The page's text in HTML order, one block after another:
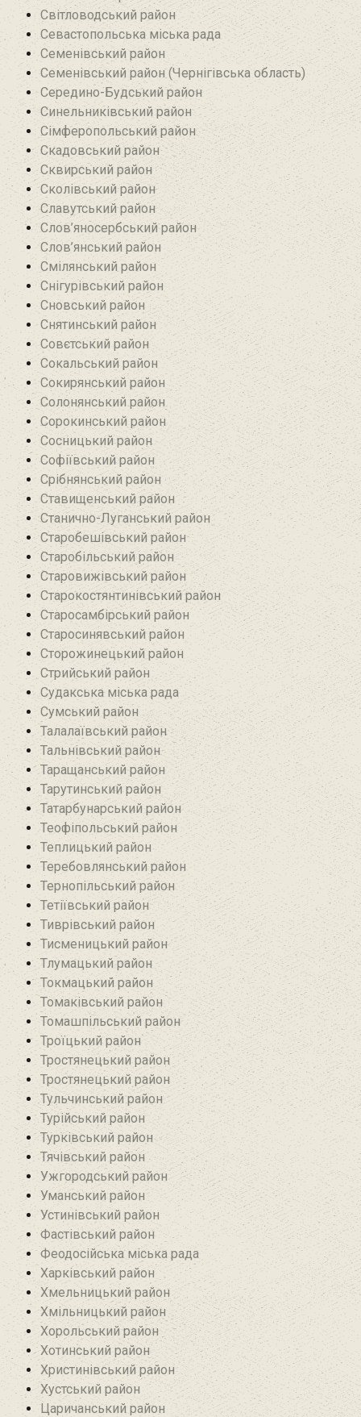
Світловодський район
Севастопольська міська рада
Семенівський район
Семенівський район (Чернігівська область)
Середино-Будський район
Синельниківський район
Сімферопольський район
Скадовський район
Сквирський район
Сколівський район
Славутський район
Слов’яносербський район
Слов’янський район
Смілянський район
Снігурівський район‎
Сновський район
Снятинський район
Совєтський район
Сокальський район
Сокирянський район
Солонянський район
Сорокинський район
Сосницький район
Софіївський район
Срібнянський район‎
Ставищенський район
Станично-Луганський район‎
Старобешівський район‎
Старобільський район
Старовижівський район
Старокостянтинівський район
Старосамбірський район
Старосинявський район
Сторожинецький район
Стрийський район
Судакська міська рада
Сумський район
Талалаївський район
Тальнівський район
Таращанський район
Тарутинський район
Татарбунарський район
Теофіпольський район‎
Теплицький район
Теребовлянський район
Тернопільський район
Тетіївський район
Тиврівський район
Тисменицький район
Тлумацький район
Токмацький район
Томаківський район
Томашпільський район
Троїцький район‎
Тростянецький район
Тростянецький район
Тульчинський район
Турійський район
Турківський район
Тячівський район
Ужгородський район
Уманський район
Устинівський район
Фастівський район
Феодосійська міська рада
Харківський район
Хмельницький район
Хмільницький район
Хорольський район
Хотинський район‎
Христинівський район
Хустський район
Царичанський район